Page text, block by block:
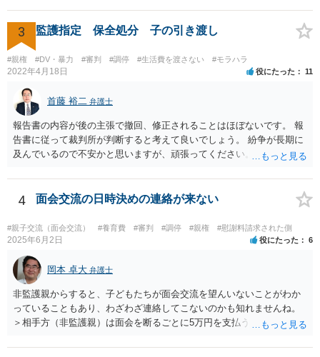
ませんが、上記は性行為があったことを前提としています） 弁護士に
依頼されると、相手方の住民票を取得することができます。 請求する
慰謝料の額含め、一度弁護士にご相談されると良いと思います。
3 監護指定 保全処分 子の引き渡し
#親権 #DV・暴力 #審判 #調停 #生活費を渡さない #モラハラ
2022年4月18日 役にたった 11
首藤 裕二 弁護士
報告書の内容が後の主張で撤回、修正されることはほぼないです。 報
告書に従って裁判所が判断すると考えて良いでしょう。 紛争が長期に
及んでいるので不安かと思いますが、頑張ってください。
4 面会交流の日時決めの連絡が来ない
#親子交流（面会交流） #養育費 #審判 #調停 #親権 #慰謝料請求された側
2025年6月2日 役にたった 6
岡本 卓大 弁護士
非監護親からすると、子どもたちが面会交流を望んいないことがわか
っていることもあり、わざわざ連絡してこないのかも知れませんね。
＞相手方（非監護親）は面会を断るごとに5万円を支払うことを取決め
当に何が何でも面会交流したい（子どもたちと会いたい）と言うより